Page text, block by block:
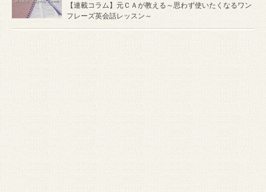
【連載コラム】元ＣＡが教える～思わず使いたくなるワン
フレーズ英会話レッスン～